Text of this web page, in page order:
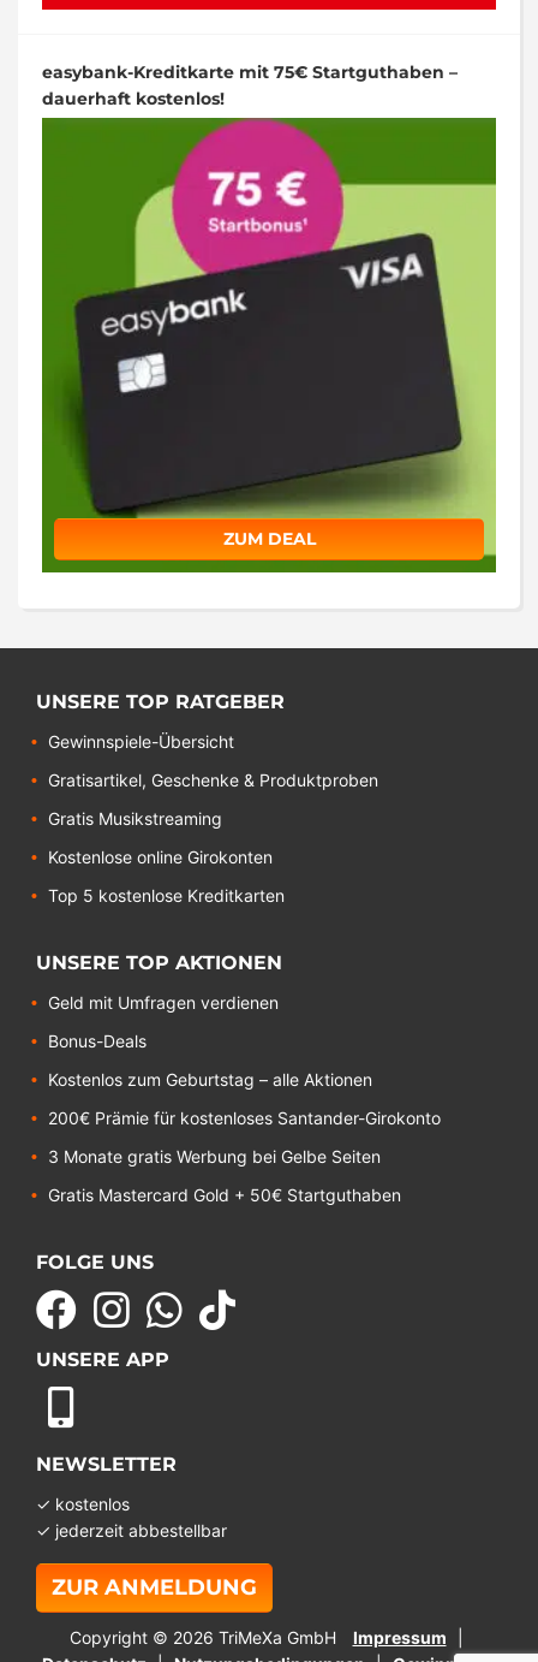
easybank-Kreditkarte mit 75€ Startguthaben –
dauerhaft kostenlos!
ZUM DEAL
UNSERE TOP RATGEBER
Gewinnspiele-Übersicht
Gratisartikel, Geschenke & Produktproben
Gratis Musikstreaming
Kostenlose online Girokonten
Top 5 kostenlose Kreditkarten
UNSERE TOP AKTIONEN
Geld mit Umfragen verdienen
Bonus-Deals
Kostenlos zum Geburtstag – alle Aktionen
200€ Prämie für kostenloses Santander-Girokonto
3 Monate gratis Werbung bei Gelbe Seiten
Gratis Mastercard Gold + 50€ Startguthaben
FOLGE UNS
UNSERE APP
NEWSLETTER
✓ kostenlos
✓ jederzeit abbestellbar
ZUR ANMELDUNG
Copyright © 2026 TriMeXa GmbH
Impressum